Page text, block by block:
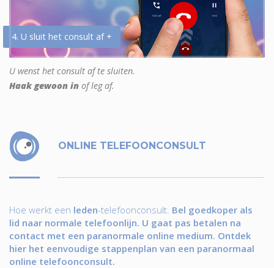
4. U sluit het consult af +
U wenst het consult af te sluiten.
Haak gewoon in of leg af.
ONLINE TELEFOONCONSULT
Hoe werkt een leden-telefoonconsult. Bel goedkoper als
lid naar normale telefoonlijn. U gaat pas betalen na
contact met een paranormale online medium. Ontdek
hier het eenvoudige stappenplan van een paranormaal
online telefoonconsult.